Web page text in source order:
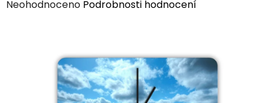
Průměrné
Neohodnoceno Podrobnosti hodnocení